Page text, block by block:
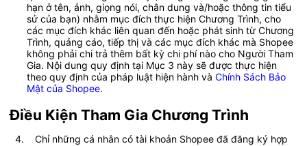
hạn ở tên, ảnh, giọng nói, chân dung và/hoặc thông tin tiểu
sử của bạn) nhằm mục đích thực hiện Chương Trình, cho
các mục đích khác liên quan đến hoặc phát sinh từ Chương
Trình, quảng cáo, tiếp thị và các mục đích khác mà Shopee
không phải chi trả thêm bất kỳ chi phí nào cho Người Tham
Gia. Nội dung quy định tại Mục 3 này sẽ được thực hiện
theo quy định của pháp luật hiện hành và Chính Sách Bảo
Mật của Shopee.
Điều Kiện Tham Gia Chương Trình
   Chỉ những cá nhân có tài khoản Shopee đã đăng ký hợp